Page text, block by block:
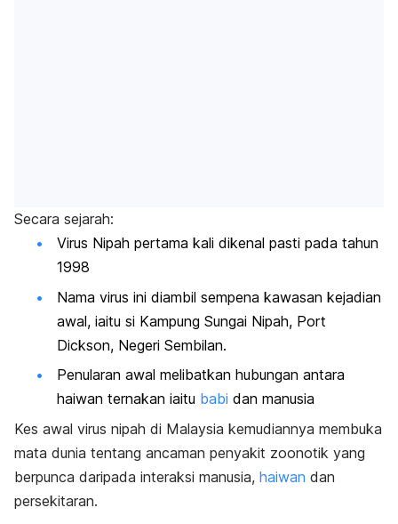
Secara sejarah:
Virus Nipah pertama kali dikenal pasti pada tahun
1998
Nama virus ini diambil sempena kawasan kejadian
awal, iaitu si Kampung Sungai Nipah, Port
Dickson, Negeri Sembilan.
Penularan awal melibatkan hubungan antara
haiwan ternakan iaitu babi dan manusia
Kes awal virus nipah di Malaysia kemudiannya membuka
mata dunia tentang ancaman penyakit zoonotik yang
berpunca daripada interaksi manusia, haiwan dan
persekitaran.